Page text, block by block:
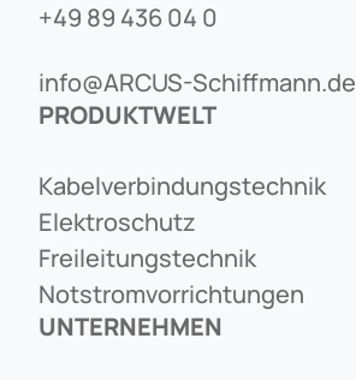
+49 89 436 04 0
info@ARCUS-Schiffmann.de
PRODUKTWELT
Kabelverbindungstechnik
Elektroschutz
Freileitungstechnik
Notstromvorrichtungen
UNTERNEHMEN